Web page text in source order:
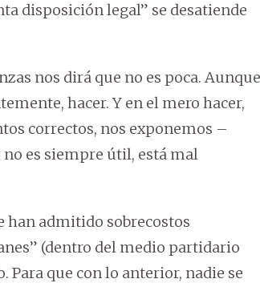
disposición legal” se desatiende
nos dirá que no es poca. Aunque
hacer. Y en el mero hacer,
correctos, nos exponemos –
es siempre útil, está mal
han admitido sobrecostos
(dentro del medio partidario
que con lo anterior, nadie se